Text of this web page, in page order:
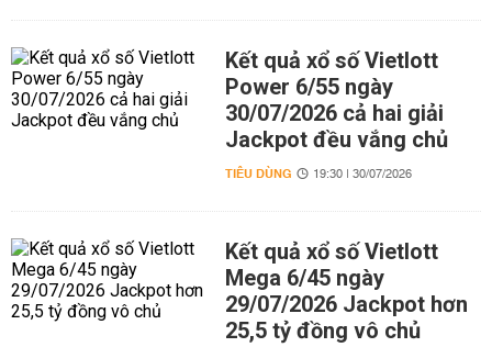
Kết quả xổ số Vietlott
Power 6/55 ngày
30/07/2026 cả hai giải
Jackpot đều vắng chủ
TIÊU DÙNG 19:30 | 30/07/2026
Kết quả xổ số Vietlott
Mega 6/45 ngày
29/07/2026 Jackpot hơn
25,5 tỷ đồng vô chủ